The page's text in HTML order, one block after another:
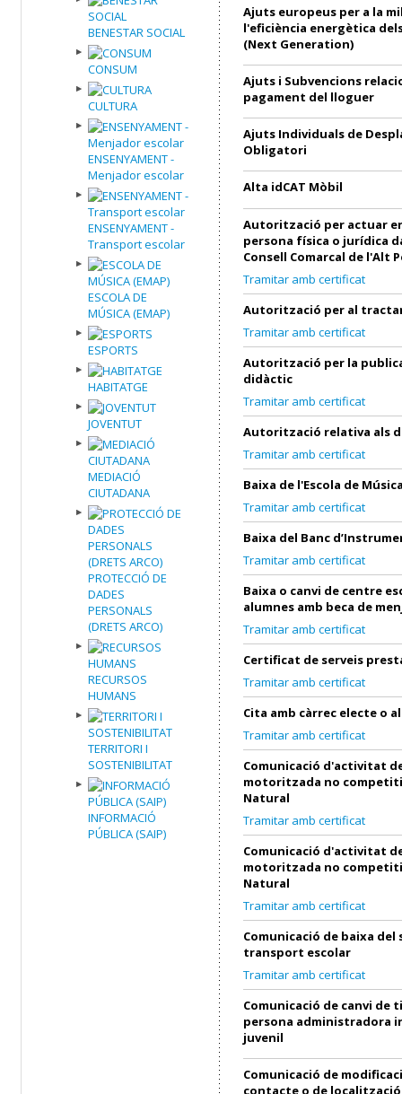
BENESTAR SOCIAL
CONSUM
CULTURA
ENSENYAMENT -
Menjador escolar
ENSENYAMENT -
Transport escolar
ESCOLA DE
MÚSICA (EMAP)
ESPORTS
HABITATGE
JOVENTUT
MEDIACIÓ
CIUTADANA
PROTECCIÓ DE
DADES
PERSONALS
(DRETS ARCO)
RECURSOS
HUMANS
TERRITORI I
SOSTENIBILITAT
INFORMACIÓ
PÚBLICA (SAIP)
Ajuts europeus per a la
l'eficiència energètica
(Next Generation)
Ajuts i Subvencions
pagament del lloguer
Ajuts Individuals de
Obligatori
Alta idCAT Mòbil
Autorització per actuar
persona física o jurídica
Consell Comarcal de l'Alt
Tramitar amb certificat
Autorització per al
Tramitar amb certificat
Autorització per la
didàctic
Tramitar amb certificat
Autorització relativa als
Tramitar amb certificat
Baixa de l'Escola de
Tramitar amb certificat
Baixa del Banc
Tramitar amb certificat
Baixa o canvi de centre
alumnes amb beca de
Tramitar amb certificat
Certificat de serveis
Tramitar amb certificat
Cita amb càrrec electe o
Tramitar amb certificat
Comunicació d'activitat
motoritzada no
Natural
Tramitar amb certificat
Comunicació d'activitat
motoritzada no
Natural
Tramitar amb certificat
Comunicació de baixa del
transport escolar
Tramitar amb certificat
Comunicació de canvi de
persona administradora
juvenil
Comunicació de
contacte o de